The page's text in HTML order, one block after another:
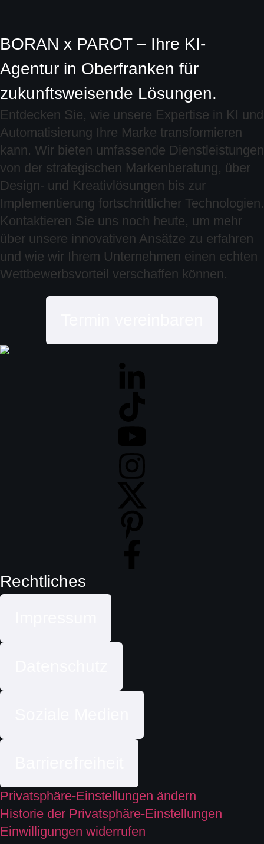
BORAN x PAROT – Ihre KI-
Agentur in Oberfranken für
zukunftsweisende Lösungen.
Entdecken Sie, wie unsere Expertise in KI und
Automatisierung Ihre Marke transformieren
kann. Wir bieten umfassende Dienstleistungen
von der strategischen Markenberatung, über
Design- und Kreativlösungen bis zur
Implementierung fortschrittlicher Technologien.
Kontaktieren Sie uns noch heute, um mehr
über unsere innovativen Ansätze zu erfahren
und wie wir Ihrem Unternehmen einen echten
Wettbewerbsvorteil verschaffen können.
Rechtliches
Privatsphäre-Einstellungen ändern
Historie der Privatsphäre-Einstellungen
Einwilligungen widerrufen